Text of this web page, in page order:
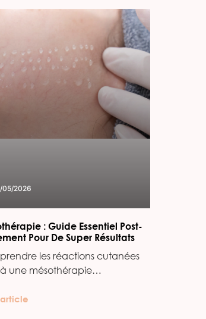
05/2026
: Guide Essentiel Post-
Pour De Super Résultats
les réactions cutanées
une mésothérapie…